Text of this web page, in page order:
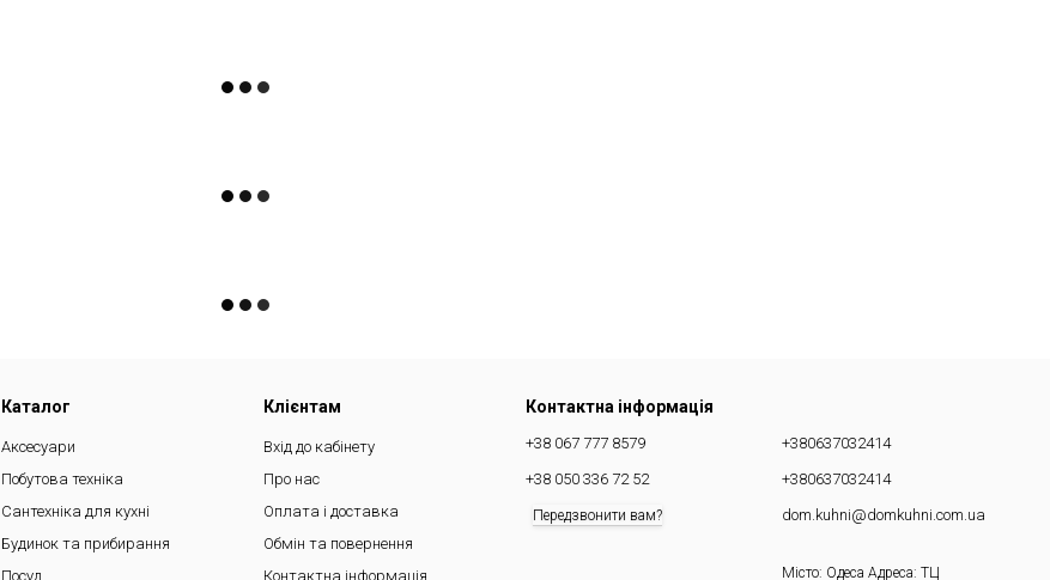
Каталог
Аксесуари
Побутова техніка
Сантехніка для кухні
Будинок та прибирання
Посуд
Клієнтам
Вхід до кабінету
Про нас
Оплата і доставка
Обмін та повернення
Контактна інформація
Контактна інформація
+38 067 777 8579
+38 050 336 72 52
Передзвонити вам?
+380637032414
+380637032414
dom.kuhni@domkuhni.com.ua
Місто: Одеса Адреса: ТЦ